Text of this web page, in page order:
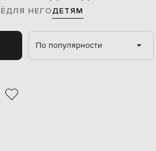
ДЛЯ НЕГОДЕТЯМ
По популярности